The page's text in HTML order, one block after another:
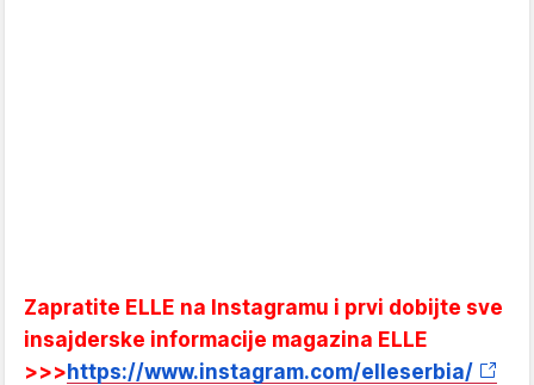
Zapratite ELLE na Instagramu i prvi dobijte sve
insajderske informacije magazina ELLE
>>>https://www.instagram.com/elleserbia/